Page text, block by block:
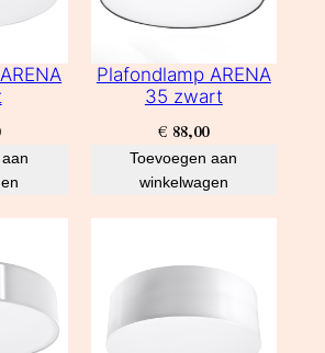
Plafondlamp ARENA
35 zwart
€ 88,00
Toevoegen aan
winkelwagen